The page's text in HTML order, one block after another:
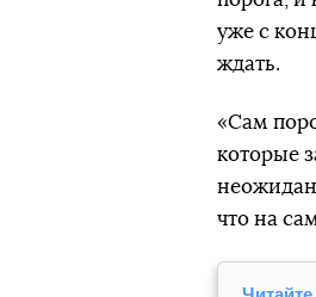
уже с
ждать.
«Сам
которые
что на